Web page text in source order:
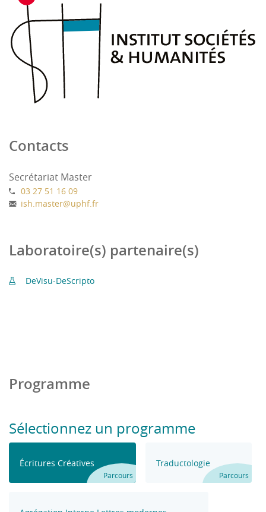
Contacts
Secrétariat Master
03 27 51 16 09
ish.master@uphf.fr
Laboratoire(s) partenaire(s)
DeVisu-DeScripto
Programme
Sélectionnez un programme
Écritures Créatives
Parcours
Traductologie
Parcours